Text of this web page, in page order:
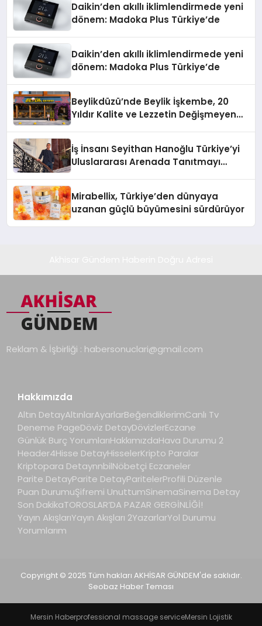
Daikin’den akıllı iklimlendirmede yeni
dönem: Madoka Plus Türkiye’de
Daikin’den akıllı iklimlendirmede yeni
dönem: Madoka Plus Türkiye’de
Beylikdüzü’nde Beylik İşkembe, 20
Yıldır Kalite ve Lezzetin Değişmeyen
İş İnsanı Seyithan Hanoğlu Türkiye’yi
Uluslararası Arenada Tanıtmayı
Mirabellix, Türkiye’den dünyaya
uzanan güçlü büyümesini sürdürüyor
Reklam & İşbirliği : habersonuclari@gmail.com
Hakkımızda
Altın DetayAltınlarAyarlarBeğendiklerimCanlı Tv
Deneme PageDöviz DetayDövizlerEczane
Günlük Burç YorumlarıHakkımızdaHava Durumu 2
Header4Hisse DetayHisselerKripto Paralar
Kriptopara DetaynnbilNöbetçi Eczaneler
Parite DetayParite DetayParitelerProfili Düzenle
Puan DurumuŞifremi UnuttumSinemaSinema Detay
Son DakikaTOROSLAR’DA PAZAR GERGİNLİĞİ!
Yayın AkışlarıYayın Akışları 2YazarlarYol Durumu
Yorumlarım
Copyright © 2025 Tüm hakları AKHİSAR GÜNDEM'de saklıdır.
Seobaz Haber Teması
Mersin Haberprofessional massage serviceMersin Lojistik